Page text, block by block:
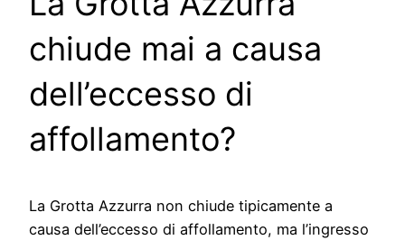
chiude mai a causa
dell’eccesso di
affollamento?
La Grotta Azzurra non chiude tipicamente a
causa dell’eccesso di affollamento, ma l’ingresso